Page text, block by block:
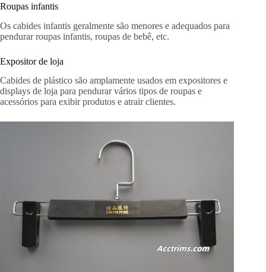
Roupas infantis
Os cabides infantis geralmente são menores e adequados para
pendurar roupas infantis, roupas de bebê, etc.
Expositor de loja
Cabides de plástico são amplamente usados ​​em expositores e
displays de loja para pendurar vários tipos de roupas e
acessórios para exibir produtos e atrair clientes.